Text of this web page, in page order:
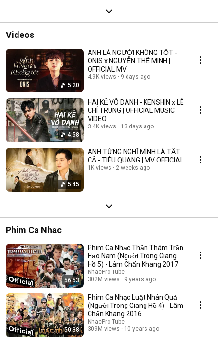
Videos
5:20
ANH LÀ NGƯỜI KHÔNG TỐT -
ONIS x NGUYỄN THẾ MINH |
OFFICIAL MV
4.9K views 9 days ago
4:58
HAI KẺ VÔ DANH - KENSHIN x LÊ
CHÍ TRUNG | OFFICIAL MUSIC
VIDEO
3.4K views 13 days ago
5:45
ANH TỪNG NGHĨ MÌNH LÀ TẤT
CẢ - TIÊU QUANG | MV OFFICIAL
1K views 2 weeks ago
Phim Ca Nhạc
56:53
Phim Ca Nhạc Thần Thám Trần
Hạo Nam (Người Trong Giang
Hồ 5) - Lâm Chấn Khang 2017
NhacPro Tube
302M views
9 years ago
50:38
Phim Ca Nhạc Luật Nhân Quả
(Người Trong Giang Hồ 4) - Lâm
Chấn Khang 2016
NhacPro Tube
309M views
10 years ago